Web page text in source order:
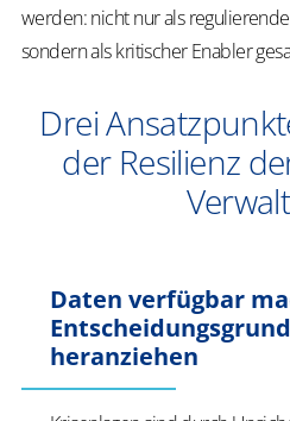
werden: nicht nur als
sondern als kritischer Enabler
Drei
der Resilienz
Daten verfügbar
heranziehen